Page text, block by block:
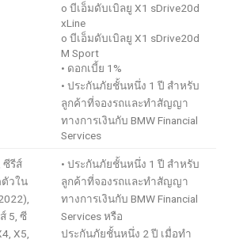
o บีเอ็มดับเบิลยู X1 sDrive20d
xLine
o บีเอ็มดับเบิลยู X1 sDrive20d
M Sport
• ดอกเบี้ย 1%
• ประกันภัยชั้นหนึ่ง 1 ปี สำหรับ
ลูกค้าที่จองรถและทำสัญญา
ทางการเงินกับ BMW Financial
Services
ซีรีส์
วใน
),
5 ซี
X5,
• ประกันภัยชั้นหนึ่ง 1 ปี สำหรับ
ลูกค้าที่จองรถและทำสัญญา
ทางการเงินกับ BMW Financial
Servicesหรือ
ประกันภัยชั้นหนึ่ง 2 ปี เมื่อทำ